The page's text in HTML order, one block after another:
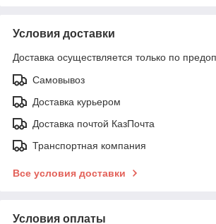
Условия доставки
Доставка осуществляется только по
Самовывоз
Доставка курьером
Доставка почтой КазПочта
Транспортная компания
Все условия доставки
Условия оплаты